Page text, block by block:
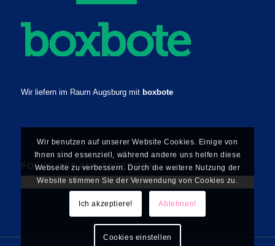
Wir liefern im Raum Augsburg mit boxbote
FOLGE UNS AUF FACEBOOK
Wir benutzen auf unserer Website Cookies. Einige von
Ihnen sind essenziell, während andere uns helfen diese
Webseite zu verbessern. Durch die weitere Nutzung der
Website stimmen Sie der Verwendung von Cookies zu.
Ich akzeptiere! Ablehnen!
Cookies einstellen